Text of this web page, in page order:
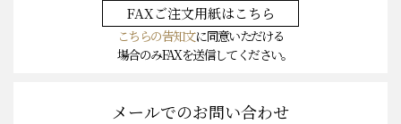
FAXご注文用紙はこちら
こちらの告知文に同意いただける
場合のみFAXを送信してください。
メールでのお問い合わせ